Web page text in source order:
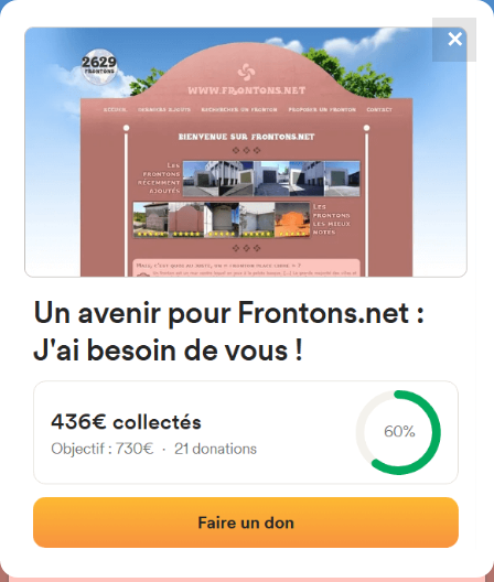
FRONTONS.NET
BUSCAR UN FRONTÓN
AÑADIR UN FRONTÓN
4784
frontones
25002 Lleida, España
Fotos Comentarios y reseñas
✕